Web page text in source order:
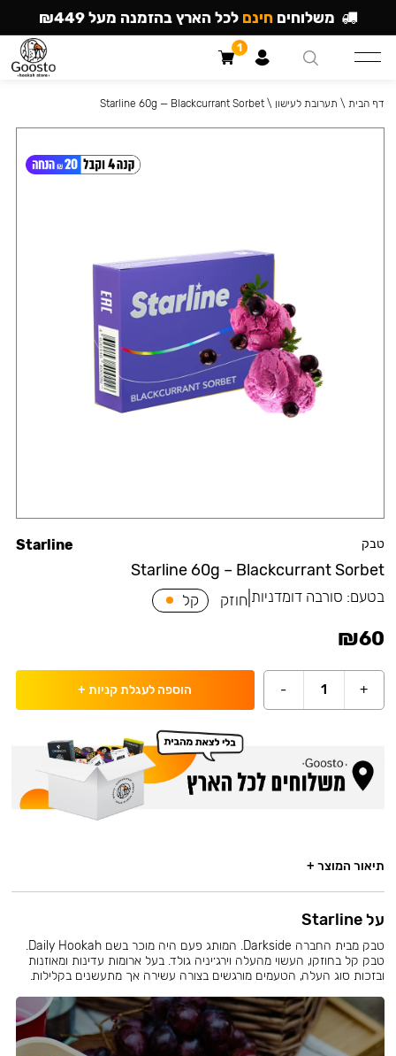
טבק
Starline 60g – Blackcurrant Sorbet
Starline
בטעם: סורבה דומדניות חוזק קל
₪60
+
1
- הוספה לעגלת קניות +
דף הבית \ תערובת לעישון \
Starline 60g — Blackcurrant Sorbet
תיאור המוצר +
על Starline
טבק מבית החברה Darkside. המותג פעם היה מוכר בשם Daily Hookah.
טבק קל בחוזקו, העשוי מהעלה וירג׳יניה גולד. בעל ארומות עדינות ומאוזנות
ובזכות סוג העלה, הטעמים מורגשים בצורה עשירה אך מתעשנים בקלילות.
משלוחים חינם לכל הארץ בהזמנה מעל ₪449
1